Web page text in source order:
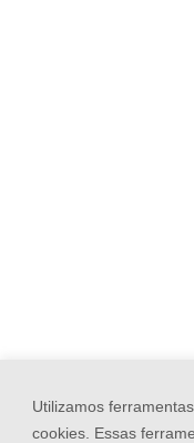
Utilizamos
cookies. Essas